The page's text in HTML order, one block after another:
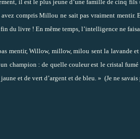
il est le plus jeune d’une famille de cinq fils
compris Millou ne sait pas vraiment mentir.
du livre ! En même temps, l’intelligence ne
mentir, Willow, millow, milou sent la lavande
champion : de quelle couleur est le cristal
et de vert d’argent et de bleu. » (Je ne